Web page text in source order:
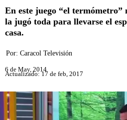
En este juego “el termómetro”
la jugó toda para llevarse el
casa.
Por: Caracol Televisión
6 de May, 2014
Actualizado: 17 de feb, 2017